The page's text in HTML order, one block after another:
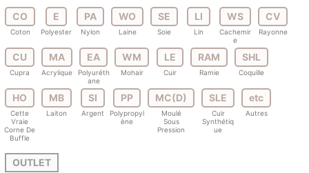
CO
Coton
E
Polyester
PA
Nylon
WO
Laine
SE
Soie
LI
Lin
WS
Cachemir
e
CV
Rayonne
CU
Cupra
MA
Acrylique
EA
Polyuréth
ane
WM
Mohair
LE
Cuir
RAM
Ramie
SHL
Coquille
HO
Cette
Vraie
Corne De
Buffle
MB
Laiton
SI
Argent
PP
Polypropyl
ène
MC(D)
Moulé
Sous
Pression
SLE
Cuir
Synthétiq
ue
etc
Autres
OUTLET